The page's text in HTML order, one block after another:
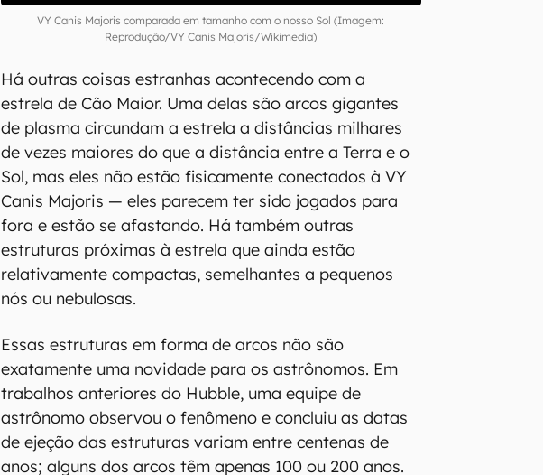
VY Canis Majoris comparada em tamanho com o nosso Sol (Imagem:
Reprodução/VY Canis Majoris/Wikimedia)
Há outras coisas estranhas acontecendo com a
estrela de Cão Maior. Uma delas são arcos gigantes
de plasma circundam a estrela a distâncias milhares
de vezes maiores do que a distância entre a Terra e o
Sol, mas eles não estão fisicamente conectados à VY
Canis Majoris — eles parecem ter sido jogados para
fora e estão se afastando. Há também outras
estruturas próximas à estrela que ainda estão
relativamente compactas, semelhantes a pequenos
nós ou nebulosas.
Essas estruturas em forma de arcos não são
exatamente uma novidade para os astrônomos. Em
trabalhos anteriores do Hubble, uma equipe de
astrônomo observou o fenômeno e concluiu as datas
de ejeção das estruturas variam entre centenas de
anos; alguns dos arcos têm apenas 100 ou 200 anos.